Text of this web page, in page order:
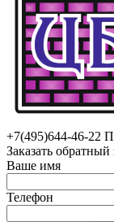
+7(495)644-46-22
Заказать обратный
Ваше имя
Телефон